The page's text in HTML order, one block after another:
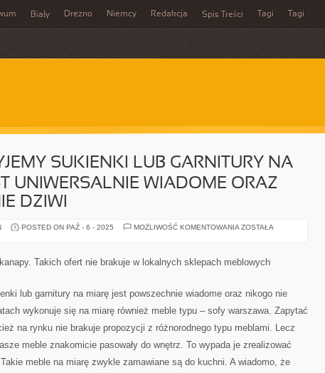
Biały Drezno Niemcy Redakcja Spis Treści Tagi Tagi
SUKIENKI LUB GARNITURY NA
UNIWERSALNIE WIADOME ORAZ
DZIWI
POSTED ON PAŹ - 6 - 2025 MOŻLIWOŚĆ KOMENTOWANIA TO,
LUB
GARNITURY
JEST
UNIWERSALNIE
ORAZ
NIE
ZOSTAŁA
Takich ofert nie brakuje w lokalnych sklepach meblowych
lub garnitury na miarę jest powszechnie wiadome oraz nikogo nie
wykonuje się na miarę również meble typu – sofy warszawa. Zapytać
na rynku nie brakuje propozycji z różnorodnego typu meblami. Lecz
meble znakomicie pasowały do wnętrz. To wypada je zrealizować
meble na miarę zwykle zamawiane są do kuchni. A wiadomo, że